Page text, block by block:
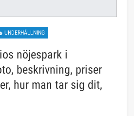
UNDERHÅLLNING
nöjespark i
beskrivning, priser
hur man tar sig dit,